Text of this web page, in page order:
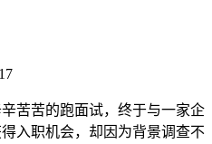
苦的跑面试，终于与一家企
入职机会，却因为背景调查不